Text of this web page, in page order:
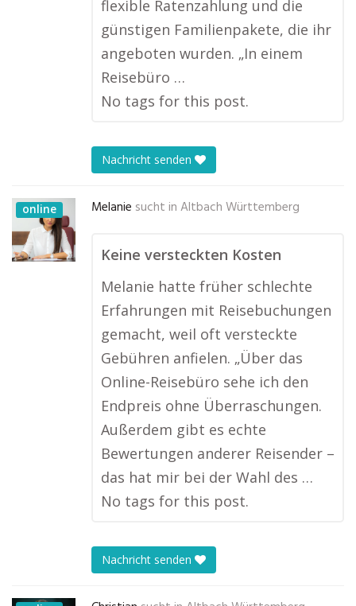
flexible Ratenzahlung und die
günstigen Familienpakete, die ihr
angeboten wurden. „In einem
Reisebüro …
No tags for this post.
Nachricht senden
online Melanie sucht in Altbach Württemberg
Keine versteckten Kosten
Melanie hatte früher schlechte
Erfahrungen mit Reisebuchungen
gemacht, weil oft versteckte
Gebühren anfielen. „Über das
Online-Reisebüro sehe ich den
Endpreis ohne Überraschungen.
Außerdem gibt es echte
Bewertungen anderer Reisender –
das hat mir bei der Wahl des …
No tags for this post.
Nachricht senden